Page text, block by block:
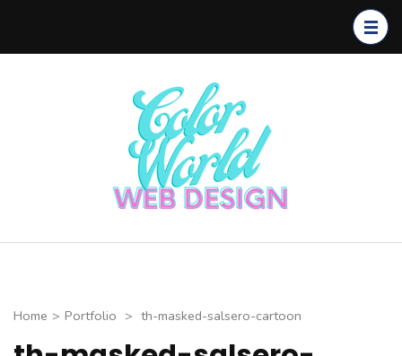
CẤP
Home > Portfolio > th-masked-salsero-cartoon